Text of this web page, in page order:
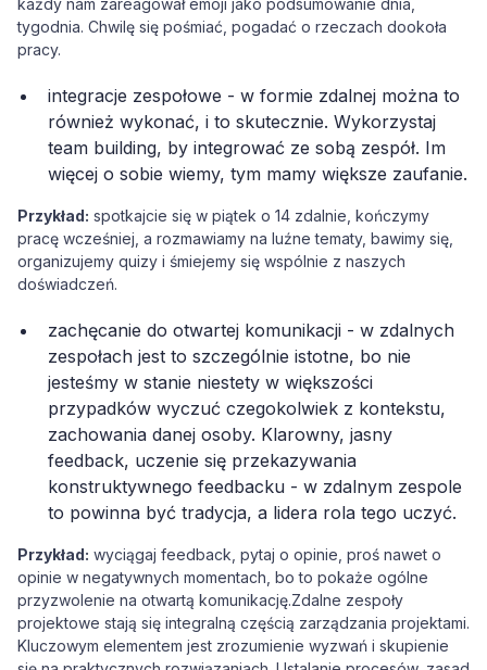
każdy nam zareagował emoji jako podsumowanie dnia,
tygodnia. Chwilę się pośmiać, pogadać o rzeczach dookoła
pracy.
integracje zespołowe - w formie zdalnej można to
również wykonać, i to skutecznie. Wykorzystaj
team building, by integrować ze sobą zespół. Im
więcej o sobie wiemy, tym mamy większe zaufanie.
Przykład: spotkajcie się w piątek o 14 zdalnie, kończymy
pracę wcześniej, a rozmawiamy na luźne tematy, bawimy się,
organizujemy quizy i śmiejemy się wspólnie z naszych
doświadczeń.
zachęcanie do otwartej komunikacji - w zdalnych
zespołach jest to szczególnie istotne, bo nie
jesteśmy w stanie niestety w większości
przypadków wyczuć czegokolwiek z kontekstu,
zachowania danej osoby. Klarowny, jasny
feedback, uczenie się przekazywania
konstruktywnego feedbacku - w zdalnym zespole
to powinna być tradycja, a lidera rola tego uczyć.
Przykład: wyciągaj feedback, pytaj o opinie, proś nawet o
opinie w negatywnych momentach, bo to pokaże ogólne
przyzwolenie na otwartą komunikację.Zdalne zespoły
projektowe stają się integralną częścią zarządzania projektami.
Kluczowym elementem jest zrozumienie wyzwań i skupienie